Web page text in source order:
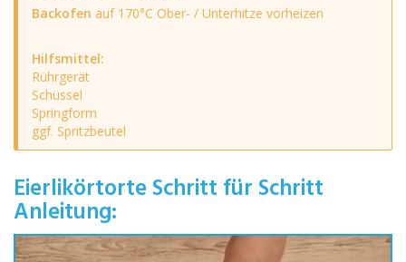
Backofen auf 170°C Ober- / Unterhitze vorheizen
Hilfsmittel:
Rührgerät
Schüssel
Springform
ggf. Spritzbeutel
Eierlikörtorte Schritt für Schritt
Anleitung: